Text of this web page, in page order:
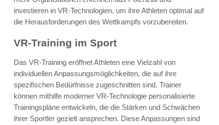
investieren in VR-Technologien, um ihre Athleten optimal auf
die Herausforderungen des Wettkampfs vorzubereiten.
VR-Training im Sport
Das VR-Training eröffnet Athleten eine Vielzahl von
individuellen Anpassungsmöglichkeiten, die auf ihre
spezifischen Bedürfnisse zugeschnitten sind. Trainer
können mithilfe moderner VR-Technologie personalisierte
Trainingspläne entwickeln, die die Stärken und Schwächen
ihrer Sportler gezielt ansprechen. Diese Anpassungen sind